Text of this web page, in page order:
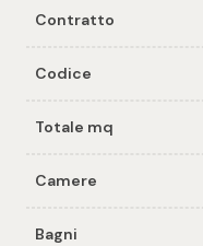
Contratto
Codice
Totale mq
Camere
Bagni
tuo
Tipologia
multiscelta